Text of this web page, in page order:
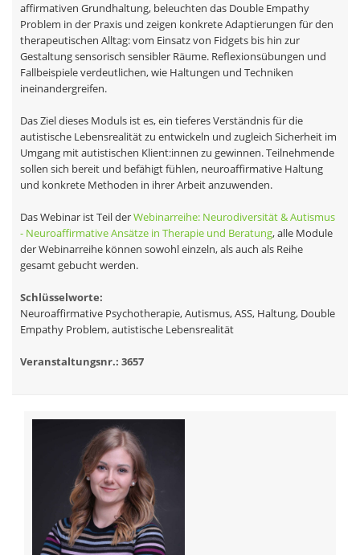
affirmativen Grundhaltung, beleuchten das Double Empathy
Problem in der Praxis und zeigen konkrete Adaptierungen für den
therapeutischen Alltag: vom Einsatz von Fidgets bis hin zur
Gestaltung sensorisch sensibler Räume. Reflexionsübungen und
Fallbeispiele verdeutlichen, wie Haltungen und Techniken
ineinandergreifen.
Das Ziel dieses Moduls ist es, ein tieferes Verständnis für die
autistische Lebensrealität zu entwickeln und zugleich Sicherheit im
Umgang mit autistischen Klient:innen zu gewinnen. Teilnehmende
sollen sich bereit und befähigt fühlen, neuroaffirmative Haltung
und konkrete Methoden in ihrer Arbeit anzuwenden.
Das Webinar ist Teil derWebinarreihe: Neurodiversität & Autismus
- Neuroaffirmative Ansätze in Therapie und Beratung, alle Module
der Webinarreihe können sowohl einzeln, als auch als Reihe
gesamt gebucht werden.
Schlüsselworte:
Neuroaffirmative Psychotherapie, Autismus, ASS, Haltung, Double
Empathy Problem, autistische Lebensrealität
Veranstaltungsnr.: 3657